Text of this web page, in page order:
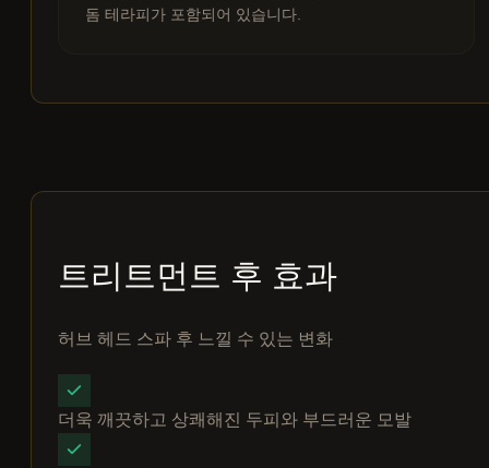
돔 테라피가 포함되어 있습니다.
트리트먼트 후 효과
허브 헤드 스파 후 느낄 수 있는 변화
더욱 깨끗하고 상쾌해진 두피와 부드러운 모발